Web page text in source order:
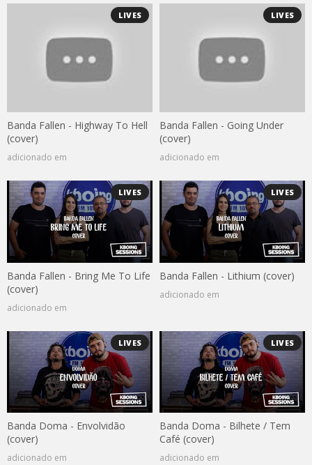
LIVES
Banda Fallen - Highway To Hell
(cover)
adicionado em
LIVES
Banda Fallen - Going Under
(cover)
adicionado em
LIVES
Banda Fallen - Bring Me To Life
(cover)
adicionado em
LIVES
Banda Fallen - Lithium (cover)
adicionado em
LIVES
Banda Doma - Envolvidão
(cover)
adicionado em
LIVES
Banda Doma - Bilhete / Tem
Café (cover)
adicionado em